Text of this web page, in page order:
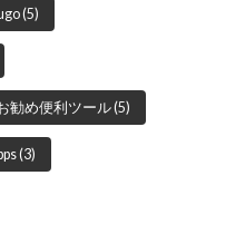
(5)
勧め便利ツール(5)
(3)